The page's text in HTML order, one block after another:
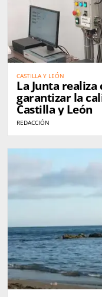
CASTILLA Y LEÓN
La Junta realiza
garantizar la
Castilla y León
REDACCIÓN